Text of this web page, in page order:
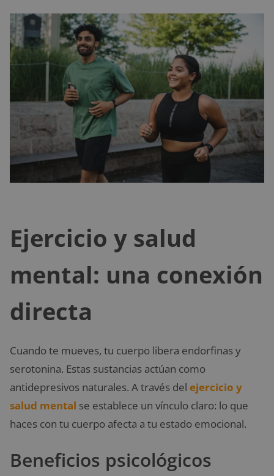
Ejercicio y salud
mental: una conexión
directa
Cuando te mueves, tu cuerpo libera endorfinas y
serotonina. Estas sustancias actúan como
antidepresivos naturales. A través del ejercicio y
salud mental se establece un vínculo claro: lo que
haces con tu cuerpo afecta a tu estado emocional.
Beneficios psicológicos